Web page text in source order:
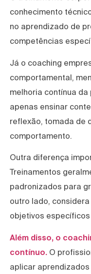
conhecimento
no aprendizado de
competências
Já o coaching
comportamental,
melhoria contínua da
apenas ensinar
reflexão, tomada de
comportamento.
Outra diferença
Treinamentos
padronizados para
outro lado,
objetivos
Além disso, o
contínuo. O
aplicar